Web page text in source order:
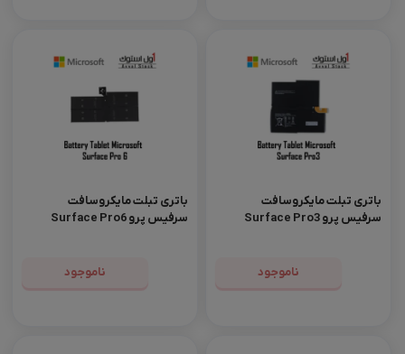
باتری تبلت مایکروسافت
سرفیس پرو Surface Pro3
ناموجود
باتری تبلت مایکروسافت
سرفیس پرو Surface Pro6
ناموجود